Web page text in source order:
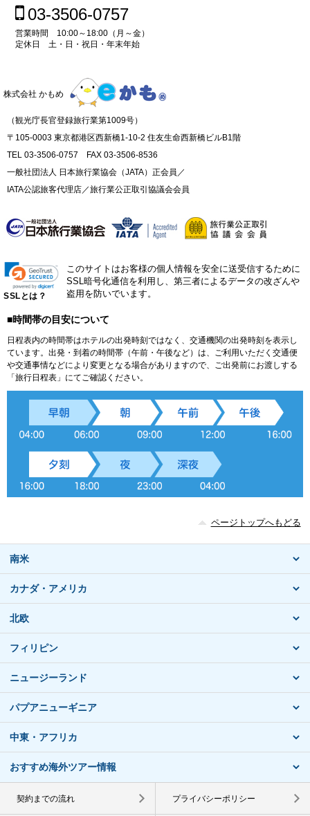
03-3506-0757
営業時間 10:00～18:00（月～金）
定休日 土・日・祝日・年末年始
株式会社 かもめ
（観光庁長官登録旅行業第1009号）
〒105-0003 東京都港区西新橋1-10-2 住友生命西新橋ビルB1階
TEL 03-3506-0757 FAX 03-3506-8536
一般社団法人 日本旅行業協会（JATA）正会員／
IATA公認旅客代理店／旅行業公正取引協議会会員
SSLとは？
このサイトはお客様の個人情報を安全に送受信するために
SSL暗号化通信を利用し、第三者によるデータの改ざんや
盗用を防いでいます。
■時間帯の目安について
日程表内の時間帯はホテルの出発時刻ではなく、交通機関の出発時刻を表示し
ています。出発・到着の時間帯（午前・午後など）は、ご利用いただく交通便
や交通事情などにより変更となる場合がありますので、ご出発前にお渡しする
「旅行日程表」にてご確認ください。
ページトップへもどる
南米
カナダ・アメリカ
北欧
フィリピン
ニュージーランド
パプアニューギニア
中東・アフリカ
おすすめ海外ツアー情報
契約までの流れ プライバシーポリシー